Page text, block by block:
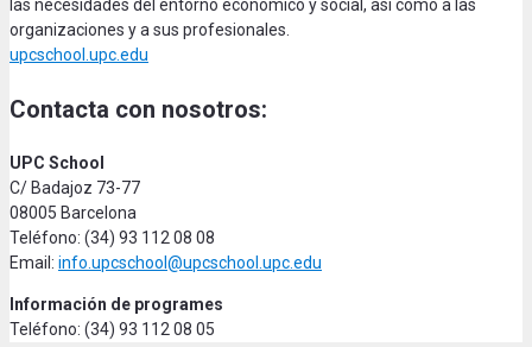
las necesidades del entorno económico y social, así como a las
organizaciones y a sus profesionales.
upcschool.upc.edu
Contacta con nosotros:
UPC School
C/ Badajoz 73-77
08005 Barcelona
Teléfono: (34) 93 112 08 08
Email: info.upcschool@upcschool.upc.edu
Información de programes
Teléfono: (34) 93 112 08 05